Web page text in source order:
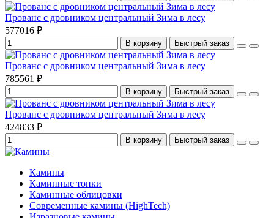
Прованс с дровником центральный Зима в лесу
577016 ₽
В корзину Быстрый заказ
Прованс с дровником центральный Зима в лесу
785561 ₽
В корзину Быстрый заказ
Прованс с дровником центральный Зима в лесу
424833 ₽
В корзину Быстрый заказ
Камины
Каминные топки
Каминные облицовки
Современные камины (HighTech)